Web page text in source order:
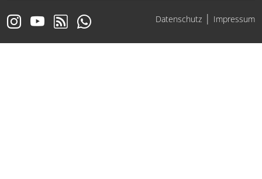
Datenschutz| Impressum